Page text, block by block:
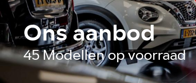
Ons aanbod
45 Modellen op voorraad